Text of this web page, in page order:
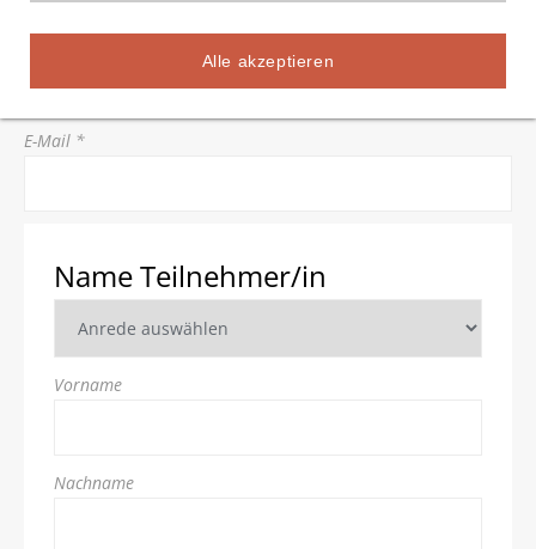
Alle akzeptieren
E-Mail *
Name Teilnehmer/in
Vorname
Nachname